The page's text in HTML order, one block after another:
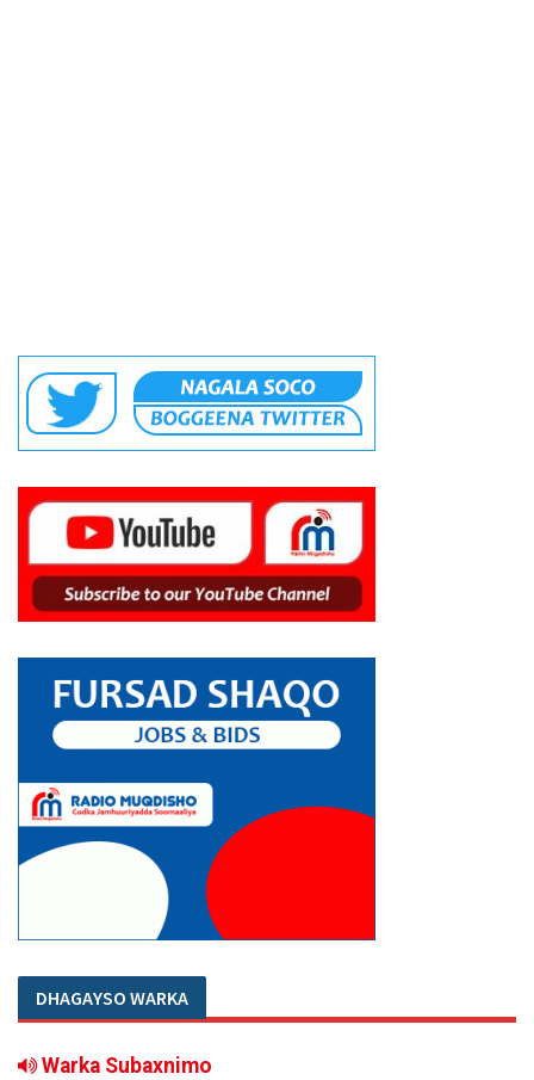
DHAGAYSO WARKA
Warka Subaxnimo